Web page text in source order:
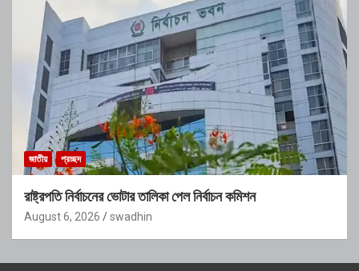
জাতীয় প্রচ্ছদ
রাষ্ট্রপতি নির্বাচনের ভোটার তালিকা পেল নির্বাচন কমিশন
August 6, 2026 swadhin